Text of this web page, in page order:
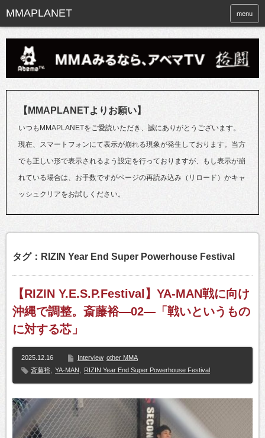
menu
【MMAPLANETよりお願い】
いつもMMAPLANETをご愛読いただき、誠にありがとうございます。
現在、スマートフォンにて表示が崩れる現象が発生しております。当方
でも正しい形で表示されるよう設定を行っておりますが、もし表示が崩
れている場合は、お手数ですがページの再読み込み（リロード）かキャ
ッシュクリアをお試しください。
タグ：RIZIN Year End Super Powerhouse Festival
【RIZIN Y.E.S.P.Festival】YA-MAN戦に向け
沖縄で調整。斎藤裕—02—「戦いというもの
に対する芯」
2025.12.16 Interview other MMA
斎藤裕
YA-MAN RIZIN Year End Super Powerhouse Festival